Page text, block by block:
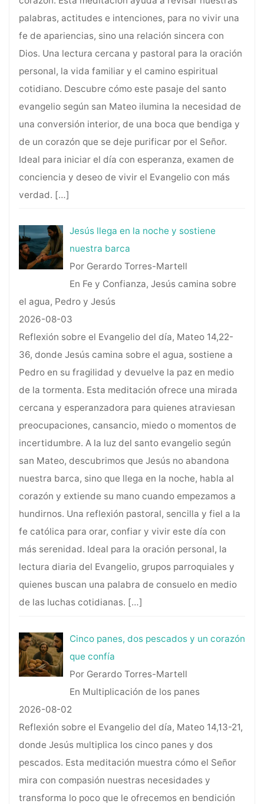
palabras, actitudes e intenciones, para no vivir una
fe de apariencias, sino una relación sincera con
Dios. Una lectura cercana y pastoral para la oración
personal, la vida familiar y el camino espiritual
cotidiano. Descubre cómo este pasaje del santo
evangelio según san Mateo ilumina la necesidad de
una conversión interior, de una boca que bendiga y
de un corazón que se deje purificar por el Señor.
Ideal para iniciar el día con esperanza, examen de
conciencia y deseo de vivir el Evangelio con más
verdad. […]
Jesús llega en la noche y sostiene
nuestra barca
Por Gerardo Torres-Martell
En Fe y Confianza, Jesús camina sobre
el agua, Pedro y Jesús
2026-08-03
Reflexión sobre el Evangelio del día, Mateo 14,22-
36, donde Jesús camina sobre el agua, sostiene a
Pedro en su fragilidad y devuelve la paz en medio
de la tormenta. Esta meditación ofrece una mirada
cercana y esperanzadora para quienes atraviesan
preocupaciones, cansancio, miedo o momentos de
incertidumbre. A la luz del santo evangelio según
san Mateo, descubrimos que Jesús no abandona
nuestra barca, sino que llega en la noche, habla al
corazón y extiende su mano cuando empezamos a
hundirnos. Una reflexión pastoral, sencilla y fiel a la
fe católica para orar, confiar y vivir este día con
más serenidad. Ideal para la oración personal, la
lectura diaria del Evangelio, grupos parroquiales y
quienes buscan una palabra de consuelo en medio
de las luchas cotidianas. […]
Cinco panes, dos pescados y un corazón
que confía
Por Gerardo Torres-Martell
En Multiplicación de los panes
2026-08-02
Reflexión sobre el Evangelio del día, Mateo 14,13-21,
donde Jesús multiplica los cinco panes y dos
pescados. Esta meditación muestra cómo el Señor
mira con compasión nuestras necesidades y
transforma lo poco que le ofrecemos en bendición